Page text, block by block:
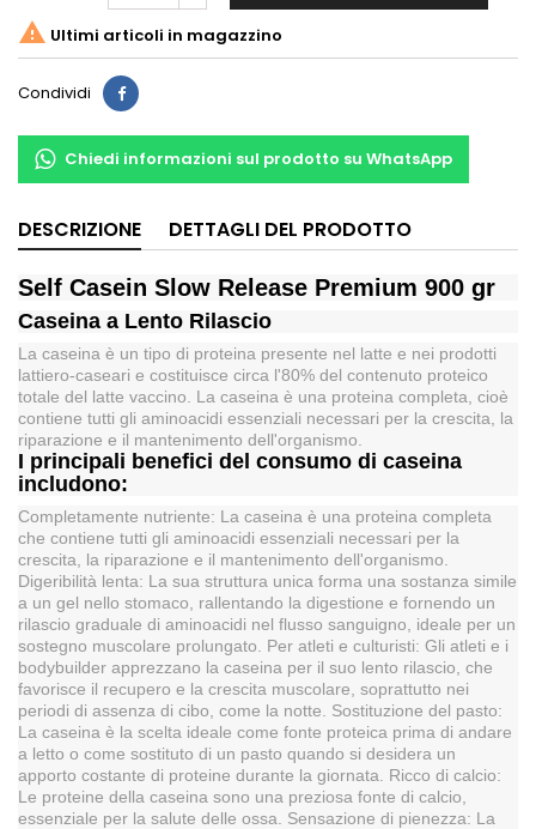
 Ultimi articoli in magazzino
Condividi
Chiedi informazioni sul prodotto su WhatsApp
DESCRIZIONE DETTAGLI DEL PRODOTTO
Self Casein Slow Release Premium 900 gr
Caseina a Lento Rilascio
La caseina è un tipo di proteina presente nel latte e nei prodotti
lattiero-caseari e costituisce circa l'80% del contenuto proteico
totale del latte vaccino. La caseina è una proteina completa, cioè
contiene tutti gli aminoacidi essenziali necessari per la crescita, la
riparazione e il mantenimento dell'organismo.
I principali benefici del consumo di caseina
includono:
Completamente nutriente: La caseina è una proteina completa
che contiene tutti gli aminoacidi essenziali necessari per la
crescita, la riparazione e il mantenimento dell'organismo.
Digeribilità lenta: La sua struttura unica forma una sostanza simile
a un gel nello stomaco, rallentando la digestione e fornendo un
rilascio graduale di aminoacidi nel flusso sanguigno, ideale per un
sostegno muscolare prolungato. Per atleti e culturisti: Gli atleti e i
bodybuilder apprezzano la caseina per il suo lento rilascio, che
favorisce il recupero e la crescita muscolare, soprattutto nei
periodi di assenza di cibo, come la notte. Sostituzione del pasto:
La caseina è la scelta ideale come fonte proteica prima di andare
a letto o come sostituto di un pasto quando si desidera un
apporto costante di proteine durante la giornata. Ricco di calcio:
Le proteine della caseina sono una preziosa fonte di calcio,
essenziale per la salute delle ossa. Sensazione di pienezza: La